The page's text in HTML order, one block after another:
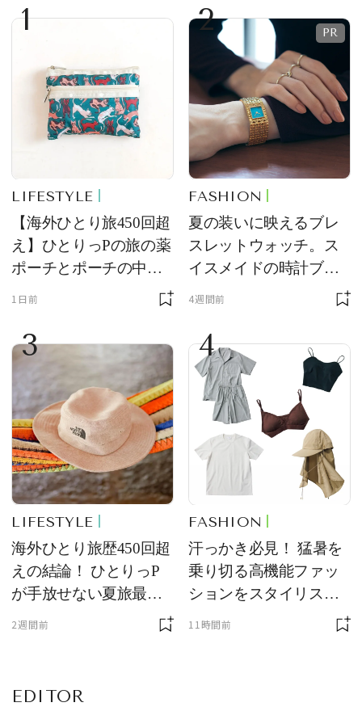
1
LIFESTYLE
【海外ひとり旅450回超
え】ひとりっPの旅の薬
ポーチとポーチの中身
を初公開！ 本当に使え
ム
1日前
2
FASHION
夏の装いに映えるブレ
スレットウォッチ。ス
イスメイドの時計ブラ
ンド【フレデリック・
をレビュー。【それい
け！ 良品ハンター】
4週間前
3
LIFESTYLE
海外ひとり旅歴450回超
えの結論！ ひとりっP
が手放せない夏旅最強
2週間前
4
FASHION
汗っかき必見！ 猛暑を
乗り切る高機能ファッ
ションをスタイリスト
11時間前
EDITOR